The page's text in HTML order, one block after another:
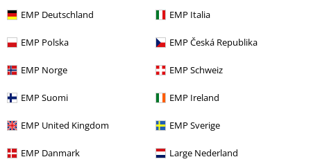
EMP Deutschland EMP Italia
EMP Polska EMP Česká Republika
EMP Norge EMP Schweiz
EMP Suomi EMP Ireland
EMP United Kingdom EMP Sverige
EMP Danmark Large Nederland
Qualità
Larghezza
Troppo stretto
Perfetto